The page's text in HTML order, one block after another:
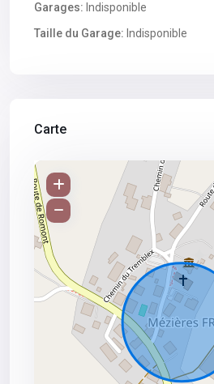
Garages: Indisponible
Taille du Garage: Indisponible
Carte